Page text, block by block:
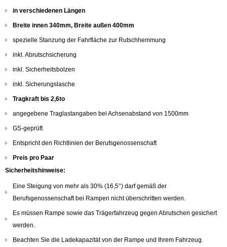
in verschiedenen Längen
Breite innen 340mm, Breite außen 400mm
spezielle Stanzung der Fahrfläche zur Rutschhemmung
inkl. Abrutschsicherung
inkl. Sicherheitsbolzen
inkl. Sicherungslasche
Tragkraft bis 2,6to
angegebene Traglastangaben bei Achsenabstand von 1500mm
GS-geprüft
Entspricht den Richtlinien der Berufsgenossenschaft
Preis pro Paar
Sicherheitshinweise:
Eine Steigung von mehr als 30% (16,5°) darf gemäß der
Berufsgenossenschaft bei Rampen nicht überschritten werden.
Es müssen Rampe sowie das Trägerfahrzeug gegen Abrutschen gesichert
werden.
Beachten Sie die Ladekapazität von der Rampe und Ihrem Fahrzeug.